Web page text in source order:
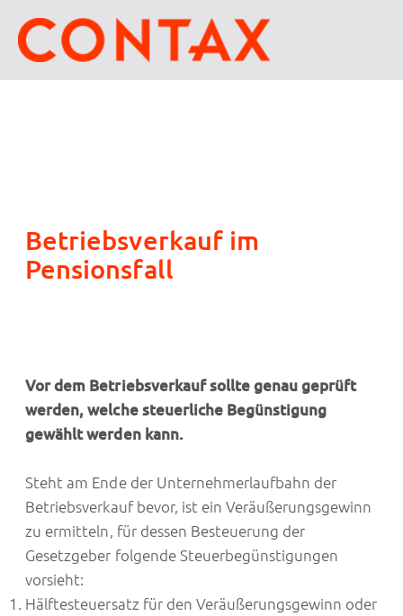
Betriebsverkauf im
Pensionsfall
Vor dem Betriebsverkauf sollte genau geprüft
werden, welche steuerliche Begünstigung
gewählt werden kann.
Steht am Ende der Unternehmerlaufbahn der
Betriebsverkauf bevor, ist ein Veräußerungsgewinn
zu ermitteln, für dessen Besteuerung der
Gesetzgeber folgende Steuerbegünstigungen
vorsieht:
Hälftesteuersatz für den Veräußerungsgewinn oder